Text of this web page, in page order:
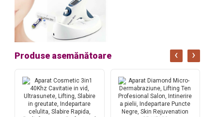
Produse asemănătoare ‹ ›